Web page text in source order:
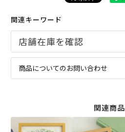
関連キーワード
商品についてのお問い合わせ
関連商品